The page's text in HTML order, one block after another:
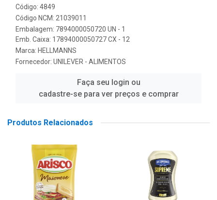
Código: 4849
Código NCM: 21039011
Embalagem: 7894000050720 UN - 1
Emb. Caixa: 17894000050727 CX - 12
Marca: HELLMANNS
Fornecedor: UNILEVER - ALIMENTOS
Faça seu login ou
cadastre-se para ver preços e comprar
Produtos Relacionados